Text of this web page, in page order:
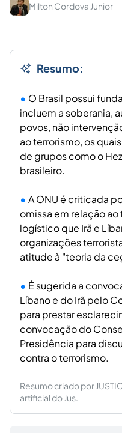
Milton Cordova Junior
Resumo:
O Brasil possui
incluem a soberania,
povos, não
ao terrorismo, os
de grupos como o
brasileiro.
A ONU é criticada
omissa em relação
logístico que Irã e
organizações
atitude à "teoria da
É sugerida a
Líbano e do Irã pelo
para prestar
convocação do
Presidência para
contra o terrorismo.
Resumo criado por
artificial do Jus.